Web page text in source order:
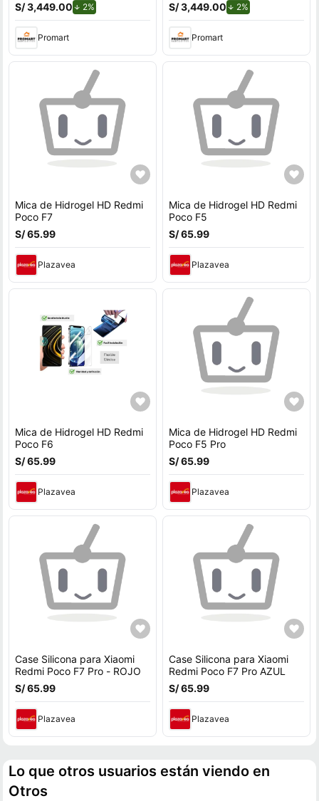
S/ 3,449.00 2%
Promart
S/ 3,449.00 2%de descuento.
Promart
Mica de Hidrogel HD Redmi
Poco F7
S/ 65.99
Plazavea
Mica de Hidrogel HD Redmi
Poco F5
S/ 65.99
Plazavea
Mica de Hidrogel HD Redmi
Poco F6
S/ 65.99
Plazavea
Mica de Hidrogel HD Redmi
Poco F5 Pro
S/ 65.99
Plazavea
Case Silicona para Xiaomi
Redmi Poco F7 Pro - ROJO
S/ 65.99
Plazavea
Case Silicona para Xiaomi
Redmi Poco F7 Pro AZUL
S/ 65.99
Plazavea
Lo que otros usuarios están viendo en
Otros